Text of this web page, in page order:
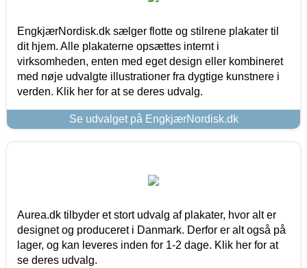
EngkjærNordisk.dk sælger flotte og stilrene plakater til
dit hjem. Alle plakaterne opsættes internt i
virksomheden, enten med eget design eller kombineret
med nøje udvalgte illustrationer fra dygtige kunstnere i
verden. Klik her for at se deres udvalg.
Se udvalget på EngkjærNordisk.dk
Aurea.dk tilbyder et stort udvalg af plakater, hvor alt er
designet og produceret i Danmark. Derfor er alt også på
lager, og kan leveres inden for 1-2 dage. Klik her for at
se deres udvalg.